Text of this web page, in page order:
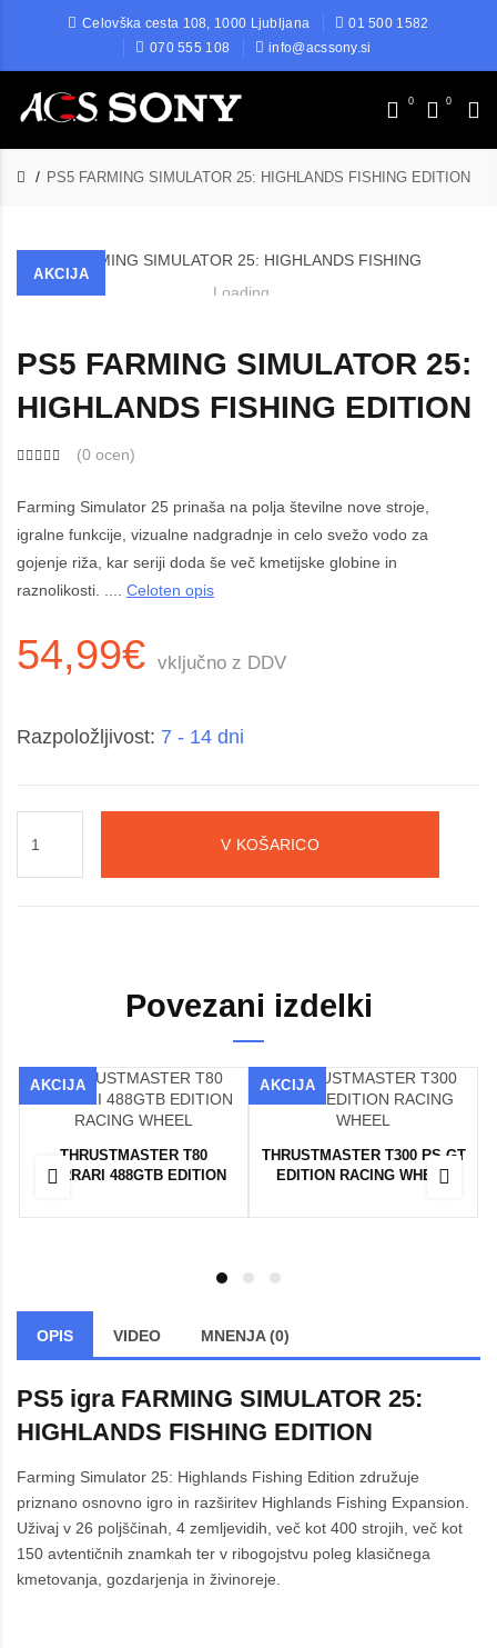
Celovška cesta 108, 1000 Ljubljana
01 500 1582
070 555 108
info@acssony.si
0 0
PS5 FARMING SIMULATOR 25: HIGHLANDS FISHING EDITION
AKCIJA
Loading...
PS5 FARMING SIMULATOR 25:
HIGHLANDS FISHING EDITION
(0 ocen)
Farming Simulator 25 prinaša na polja številne nove stroje,
igralne funkcije, vizualne nadgradnje in celo svežo vodo za
gojenje riža, kar seriji doda še več kmetijske globine in
raznolikosti. .... Celoten opis
54,99€ vključno z DDV
Razpoložljivost: 7 - 14 dni
V KOŠARICO
Povezani izdelki
AKCIJA
THRUSTMASTER T80
FERRARI 488GTB EDITION
AKCIJA
THRUSTMASTER T300 RS GT
EDITION RACING WHEEL
OPIS VIDEO MNENJA (0)
PS5 igra FARMING SIMULATOR 25:
HIGHLANDS FISHING EDITION
Farming Simulator 25: Highlands Fishing Edition združuje
priznano osnovno igro in razširitev Highlands Fishing Expansion.
Uživaj v 26 poljščinah, 4 zemljevidih, več kot 400 strojih, več kot
150 avtentičnih znamkah ter v ribogojstvu poleg klasičnega
kmetovanja, gozdarjenja in živinoreje.